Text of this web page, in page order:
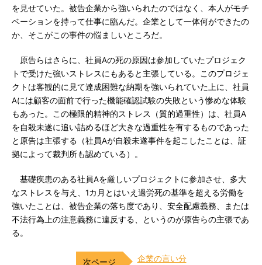
を見せていた。被告企業から強いられたのではなく、本人がモチ
ベーションを持って仕事に臨んだ。企業として一体何ができたの
か、そこがこの事件の悩ましいところだ。
原告らはさらに、社員Aの死の原因は参加していたプロジェク
トで受けた強いストレスにもあると主張している。このプロジェ
クトは客観的に見て達成困難な納期を強いられていた上に、社員
Aには顧客の面前で行った機能確認試験の失敗という惨めな体験
もあった。この極限的精神的ストレス（質的過重性）は、社員A
を自殺未遂に追い詰めるほど大きな過重性を有するものであった
と原告は主張する（社員Aが自殺未遂事件を起こしたことは、証
拠によって裁判所も認めている）。
基礎疾患のある社員Aを厳しいプロジェクトに参加させ、多大
なストレスを与え、1カ月とはいえ過労死の基準を超える労働を
強いたことは、被告企業の落ち度であり、安全配慮義務、または
不法行為上の注意義務に違反する、というのが原告らの主張であ
る。
企業の言い分